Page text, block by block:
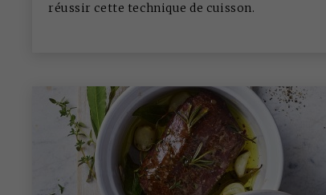
réussir cette technique de cuisson.